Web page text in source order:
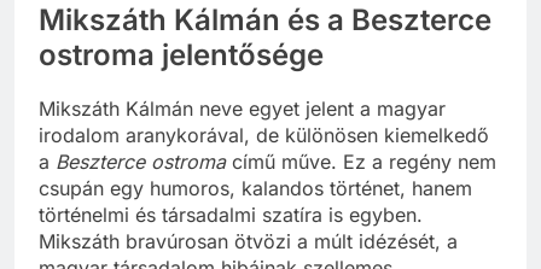
Mikszáth Kálmán és a Beszterce
ostroma jelentősége
Mikszáth Kálmán neve egyet jelent a magyar
irodalom aranykorával, de különösen kiemelkedő
a Beszterce ostromacímű műve. Ez a regény nem
csupán egy humoros, kalandos történet, hanem
történelmi és társadalmi szatíra is egyben.
Mikszáth bravúrosan ötvözi a múlt idézését, a